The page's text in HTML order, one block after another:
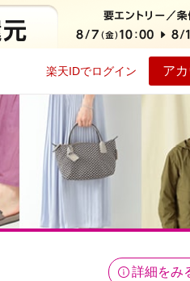
楽天IDでログイン ア
プレイ
詳細をみ